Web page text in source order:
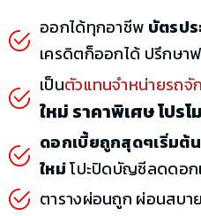
ออกได้ทุกอาชีพ บัตรปร
เครดิตก็ออกได้ ปรึกษา
เป็นตัวแทนจำหน่ายรถจั
ใหม่ ราคาพิเศษ โปรโ
ดอกเบี้ยถูกสุดๆเริ่มต้
ใหม่โปะปิดบัญชีลดดอก
ตารางผ่อนถูก ผ่อนสบา